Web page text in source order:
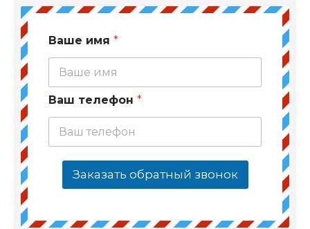
Ваше имя *
Ваш телефон *
Заказать обратный звонок